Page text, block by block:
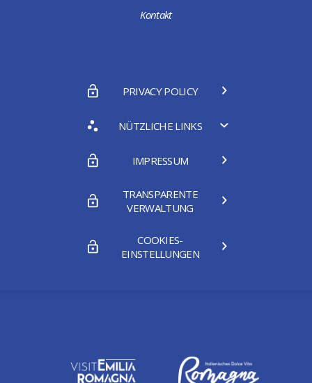
Kontakt
PRIVACY POLICY
NÜTZLICHE LINKS
IMPRESSUM
TRANSPARENTE
VERWALTUNG
COOKIES-
EINSTELLUNGEN